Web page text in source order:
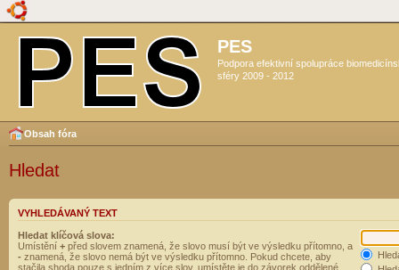
PES
Podpora efektivní spolupráce
sféry 2009 - 2012
Obsah fóra
Hledat
VYHLEDÁVANÝ TEXT
Hledat klíčová slova:
Umístění + před slovem znamená, že slovo musí být ve výsledku přítomno, a
- znamená, že slovo nemá být ve výsledku přítomno. Pokud chcete, aby
stačila shoda pouze s jedním z více slov, umístěte je do závorek oddělené